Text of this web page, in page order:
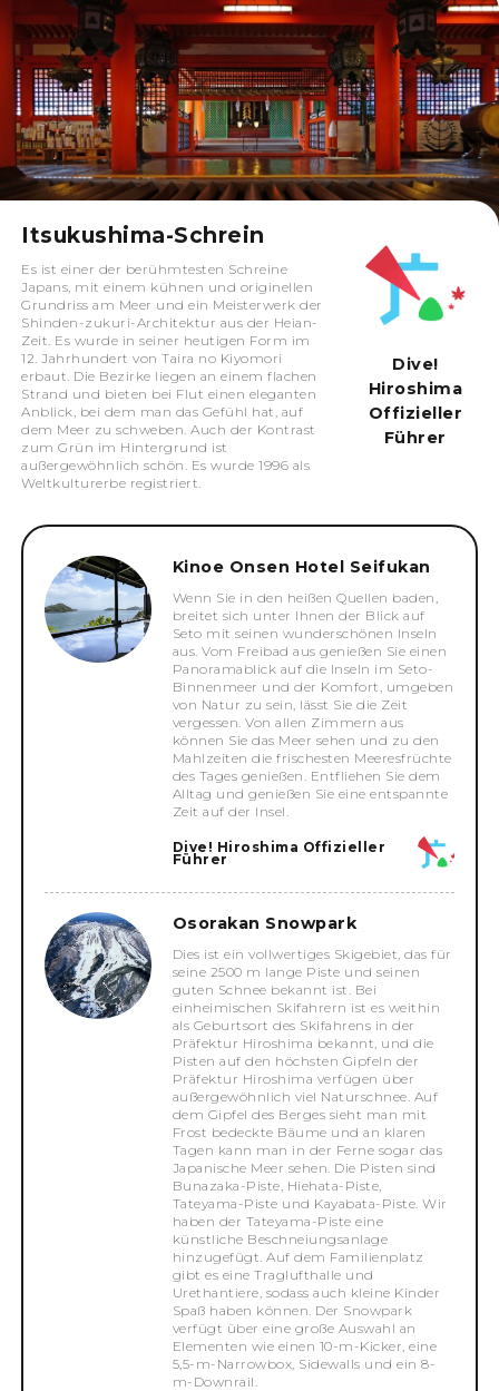
Itsukushima-Schrein
Es ist einer der berühmtesten Schreine
Japans, mit einem kühnen und originellen
Grundriss am Meer und ein Meisterwerk der
Shinden-zukuri-Architektur aus der Heian-
Zeit. Es wurde in seiner heutigen Form im
12. Jahrhundert von Taira no Kiyomori
erbaut. Die Bezirke liegen an einem flachen
Strand und bieten bei Flut einen eleganten
Anblick, bei dem man das Gefühl hat, auf
dem Meer zu schweben. Auch der Kontrast
zum Grün im Hintergrund ist
außergewöhnlich schön. Es wurde 1996 als
Weltkulturerbe registriert.
Dive!
Hiroshima
Offizieller
Führer
Kinoe Onsen Hotel Seifukan
Wenn Sie in den heißen Quellen baden,
breitet sich unter Ihnen der Blick auf
Seto mit seinen wunderschönen Inseln
aus. Vom Freibad aus genießen Sie einen
Panoramablick auf die Inseln im Seto-
Binnenmeer und der Komfort, umgeben
von Natur zu sein, lässt Sie die Zeit
vergessen. Von allen Zimmern aus
können Sie das Meer sehen und zu den
Mahlzeiten die frischesten Meeresfrüchte
des Tages genießen. Entfliehen Sie dem
Alltag und genießen Sie eine entspannte
Zeit auf der Insel.
Dive! Hiroshima Offizieller
Führer
Osorakan Snowpark
Dies ist ein vollwertiges Skigebiet, das für
seine 2500 m lange Piste und seinen
guten Schnee bekannt ist. Bei
einheimischen Skifahrern ist es weithin
als Geburtsort des Skifahrens in der
Präfektur Hiroshima bekannt, und die
Pisten auf den höchsten Gipfeln der
Präfektur Hiroshima verfügen über
außergewöhnlich viel Naturschnee. Auf
dem Gipfel des Berges sieht man mit
Frost bedeckte Bäume und an klaren
Tagen kann man in der Ferne sogar das
Japanische Meer sehen. Die Pisten sind
Bunazaka-Piste, Hiehata-Piste,
Tateyama-Piste und Kayabata-Piste. Wir
haben der Tateyama-Piste eine
künstliche Beschneiungsanlage
hinzugefügt. Auf dem Familienplatz
gibt es eine Traglufthalle und
Urethantiere, sodass auch kleine Kinder
Spaß haben können. Der Snowpark
verfügt über eine große Auswahl an
Elementen wie einen 10-m-Kicker, eine
5,5-m-Narrowbox, Sidewalls und ein 8-
m-Downrail.